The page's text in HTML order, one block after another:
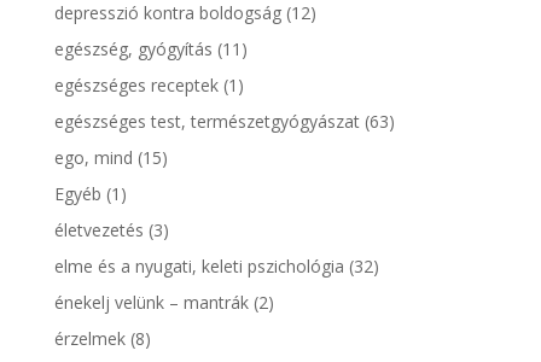
depresszió kontra boldogság(12)
egészség, gyógyítás (11)
egészséges receptek(1)
egészséges test, természetgyógyászat(63)
ego, mind (15)
Egyéb (1)
életvezetés (3)
elme és a nyugati, keleti pszichológia (32)
énekelj velünk – mantrák(2)
érzelmek(8)